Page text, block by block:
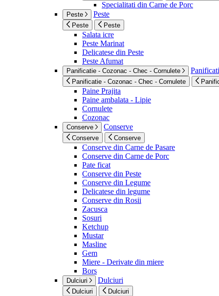
Specialitati din Carne de Porc
Peste Peste
Peste Peste
Salata icre
Peste Marinat
Delicatese din Peste
Peste Afumat
Panificatie - Cozonac - Chec - Cornulete
Panificatie - Cozonac - Chec - Cornulete
Paine Prajita
Paine ambalata - Lipie
Cornulete
Cozonac
Conserve Conserve
Conserve Conserve
Conserve din Carne de Pasare
Conserve din Carne de Porc
Pate ficat
Conserve din Peste
Conserve din Legume
Delicatese din legume
Conserve din Rosii
Zacusca
Sosuri
Ketchup
Mustar
Masline
Gem
Miere - Derivate din miere
Bors
Dulciuri Dulciuri
Dulciuri Dulciuri